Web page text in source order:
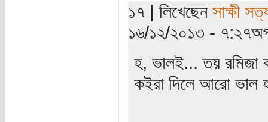
১৭ | লিখেছেন সাক্ষী
১৬/১২/২০১৩ -
হ, ভালই... তয় রমিজা
কইরা দিলে আরো ভাল